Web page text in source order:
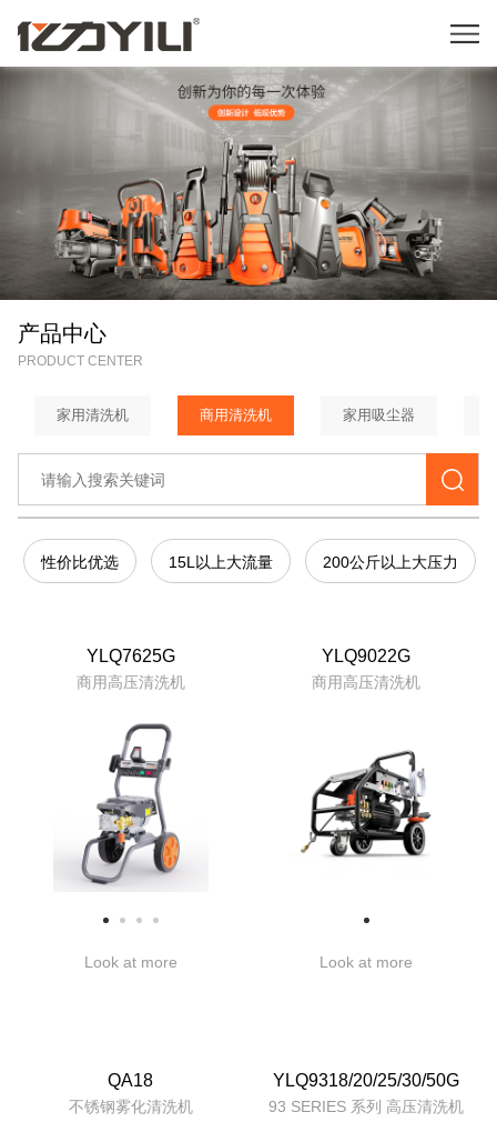
产品中心
PRODUCT CENTER
家用清洗机 商用清洗机 家用吸尘器
性价比优选 15L以上大流量 200公斤以上大压力
YLQ7625G
商用高压清洗机
Look at more
YLQ9022G
商用高压清洗机
Look at more
QA18
不锈钢雾化清洗机
YLQ9318/20/25/30/50G
93 SERIES 系列 高压清洗机